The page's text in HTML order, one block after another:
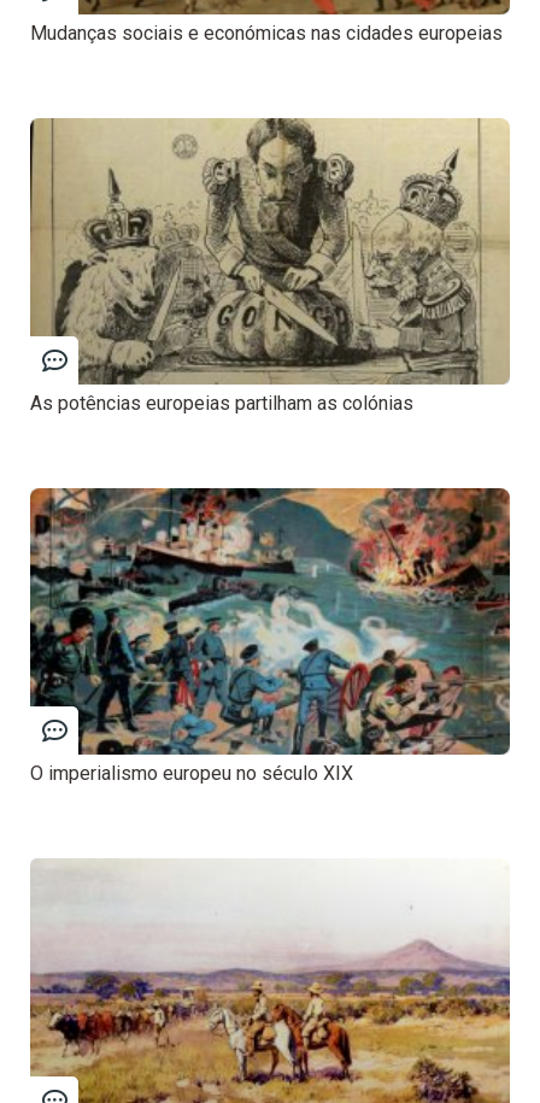
Mudanças sociais e económicas nas cidades europeias
As potências europeias partilham as colónias
O imperialismo europeu no século XIX